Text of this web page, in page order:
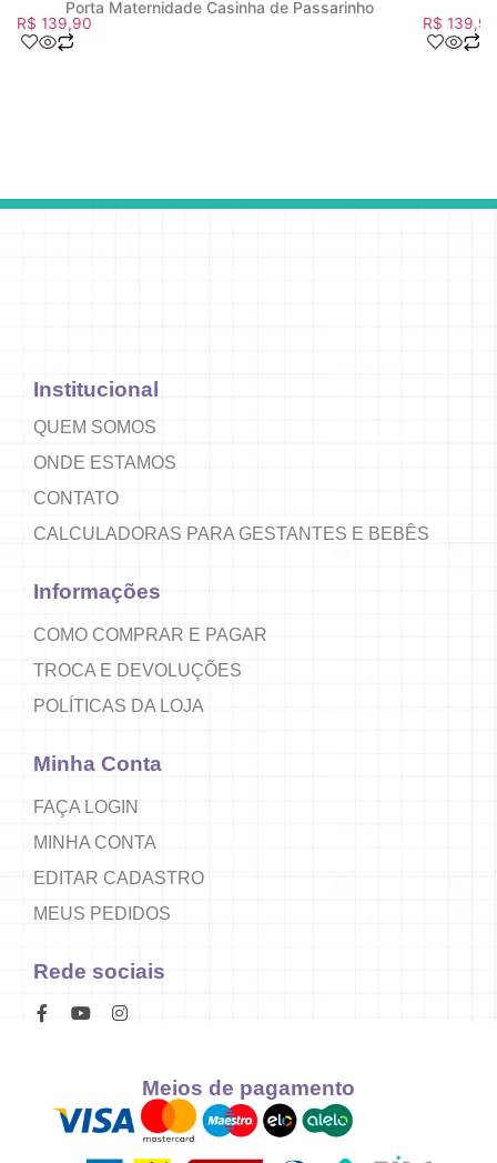
Porta Maternidade Casinha de Passarinho
R$ 139,90 R$ 139,90
Institucional
QUEM SOMOS
ONDE ESTAMOS
CONTATO
CALCULADORAS PARA GESTANTES E BEBÊS
Informações
COMO COMPRAR E PAGAR
TROCA E DEVOLUÇÕES
POLÍTICAS DA LOJA
Minha Conta
FAÇA LOGIN
MINHA CONTA
EDITAR CADASTRO
MEUS PEDIDOS
Rede sociais
Meios de pagamento